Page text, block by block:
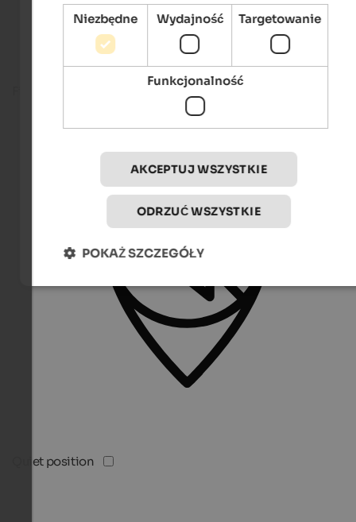
Quiet position
Niezbędne Wydajność Targetowanie
Funkcjonalność
AKCEPTUJ WSZYSTKIE
ODRZUĆ WSZYSTKIE
POKAŻ SZCZEGÓŁY